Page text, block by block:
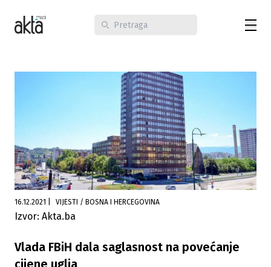
16.12.2021 VIJESTI / BOSNA I HERCEGOVINA
Izvor: Akta.ba
Vlada FBiH dala saglasnost na povećanje
cijene uglja